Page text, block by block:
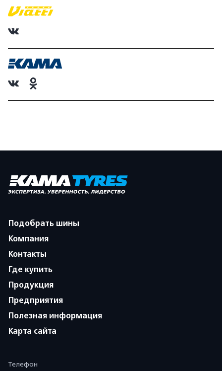
Подобрать шины
Компания
Контакты
Где купить
Продукция
Предприятия
Полезная информация
Карта сайта
Телефон